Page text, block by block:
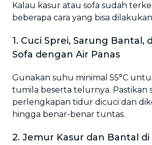
Kalau kasur atau sofa sudah
beberapa cara yang bisa
1. Cuci Sprei, Sarung Bantal,
Sofa dengan Air Panas
Gunakan suhu minimal 55°C
tumila beserta telurnya. Pastikan
perlengkapan tidur dicuci dan
hingga benar-benar tuntas.
2. Jemur Kasur dan Bantal di